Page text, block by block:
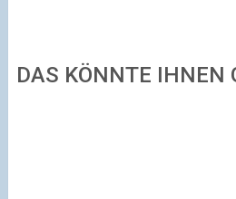
DAS KÖNNTE IHNEN